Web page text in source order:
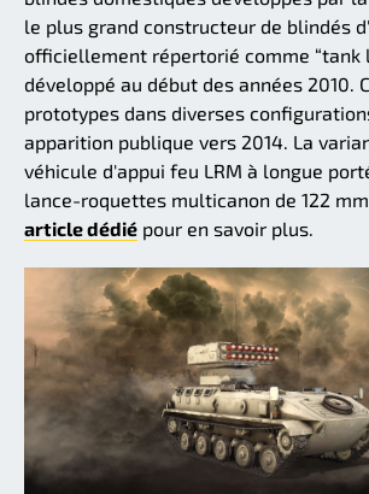
le plus grand constructeur de blindés
officiellement répertorié comme “tank
développé au début des années 2010.
prototypes dans diverses
apparition publique vers 2014. La
véhicule d'appui feu LRM à longue
lance-roquettes multicanon de 122
article dédié pour en savoir plus.